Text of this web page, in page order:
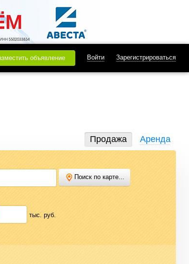
объявление Войти Зарегистрироваться
квартиру, найти землю под строительство,
Продажа Аренда
Поиск по карте...
тыс. руб.